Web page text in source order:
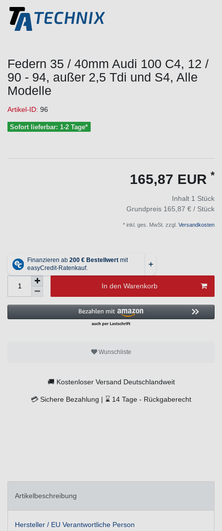
Federn 35 / 40mm Audi 100 C4, 12 /
90 - 94, außer 2,5 Tdi und S4, Alle
Modelle
Artikel-ID: 96
Sofort lieferbar: 1-2 Tage*
165,87 EUR *
Inhalt 1 Stück
Grundpreis 165,87 € / Stück
* inkl. ges. MwSt. zzgl. Versandkosten
In den Warenkorb
Wunschliste
🚚 Kostenloser Versand Deutschlandweit
💳 Sichere Bezahlung | ⌛ 14 Tage - Rückgaberecht
Artikelbeschreibung
Hersteller / EU Verantwortliche Person